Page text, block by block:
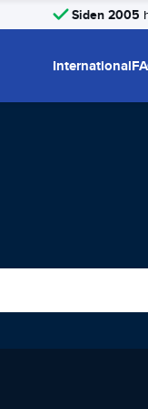
Siden 2005
International